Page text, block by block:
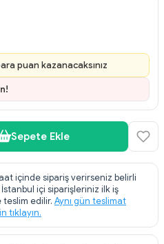
puan kazanacaksınız
Sepete Ekle
içinde sipariş verirseniz belirli
içi siparişleriniz ilk iş
edilir. Aynı gün teslimat
tıklayın.